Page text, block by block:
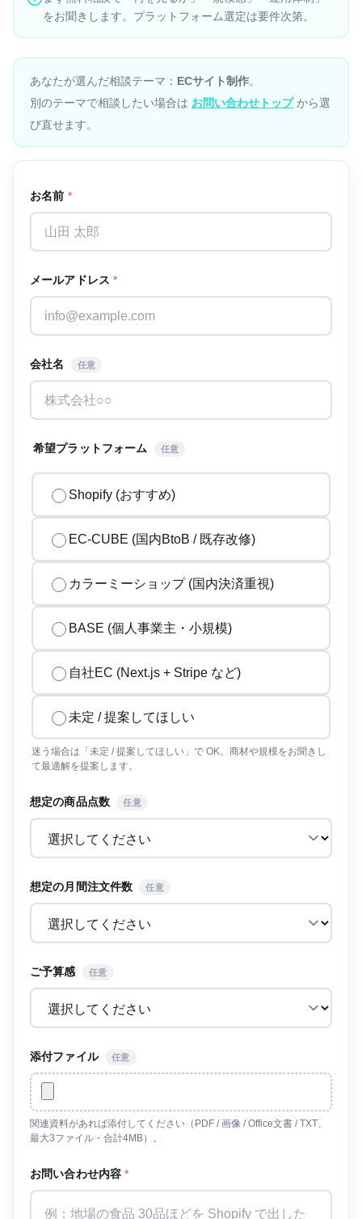
をお聞きします。プラットフォーム選定は要件次第。
あなたが選んだ相談テーマ： ECサイト制作。
別のテーマで相談したい場合は お問い合わせトップから選
び直せます。
お名前 *
メールアドレス*
会社名 任意
希望プラットフォーム 任意
Shopify (おすすめ)
EC-CUBE (国内BtoB / 既存改修)
カラーミーショップ (国内決済重視)
BASE (個人事業主・小規模)
自社EC (Next.js + Stripe など)
未定 / 提案してほしい
迷う場合は「未定 / 提案してほしい」で OK。商材や規模をお聞きし
て最適解を提案します。
想定の商品点数 任意
想定の月間注文件数 任意
ご予算感 任意
添付ファイル 任意
関連資料があれば添付してください（PDF / 画像 / Office文書 / TXT、
最大3ファイル・合計4MB）。
お問い合わせ内容*